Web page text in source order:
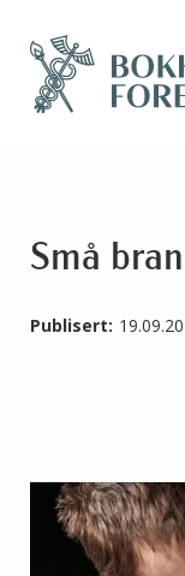
Små
Publisert: